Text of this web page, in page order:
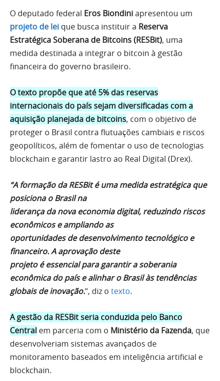
O deputado federal Eros Biondiniapresentou um
projeto de lei que busca instituir a Reserva
Estratégica Soberana de Bitcoins (RESBit), uma
medida destinada a integrar o bitcoin à gestão
financeira do governo brasileiro.
O texto propõe que até 5% das reservas
internacionais do país sejam diversificadas com a
aquisição planejada de bitcoins, com o objetivo de
proteger o Brasil contra flutuações cambiais e riscos
geopolíticos, além de fomentar o uso de tecnologias
blockchain e garantir lastro ao Real Digital (Drex).
“A formação da RESBit é uma medida estratégica que
posiciona o Brasil na
liderança da nova economia digital, reduzindo riscos
econômicos e ampliando as
oportunidades de desenvolvimento tecnológico e
financeiro. A aprovação deste
projeto é essencial para garantir a soberania
econômica do país e alinhar o Brasil àstendências
globais de inovação.“, diz o texto.
A gestão da RESBit seria conduzida pelo Banco
Central em parceria com o Ministério da Fazenda, que
desenvolveriam sistemas avançados de
monitoramento baseados em inteligência artificial e
blockchain.